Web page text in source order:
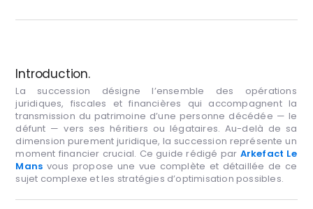
Introduction.
La succession désigne l’ensemble des opérations
juridiques, fiscales et financières qui accompagnent la
transmission du patrimoine d’une personne décédée — le
défunt — vers ses héritiers ou légataires. Au-delà de sa
dimension purement juridique, la succession représente un
moment financier crucial. Ce guide rédigé par Arkefact Le
Mans vous propose une vue complète et détaillée de ce
sujet complexe et les stratégies d’optimisation possibles.